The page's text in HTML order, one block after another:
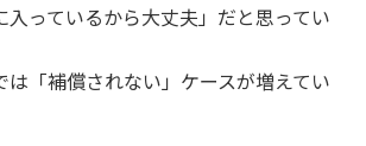
入っているから大丈夫」だと思ってい
は「補償されない」ケースが増えてい